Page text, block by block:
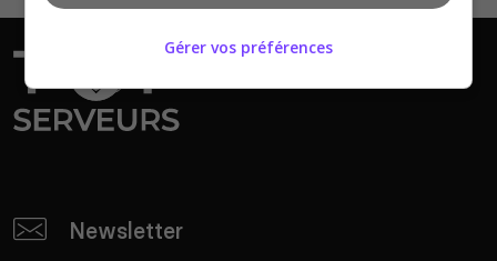
Newsletter
Gérer vos préférences